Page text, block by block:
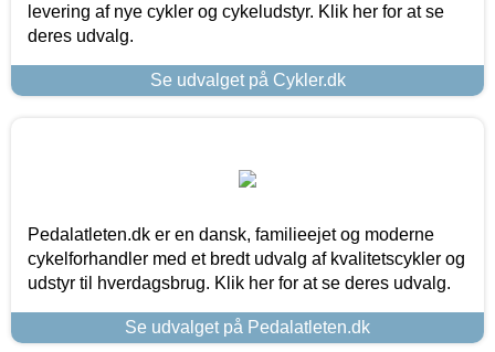
levering af nye cykler og cykeludstyr. Klik her for at se
deres udvalg.
Se udvalget på Cykler.dk
Pedalatleten.dk er en dansk, familieejet og moderne
cykelforhandler med et bredt udvalg af kvalitetscykler og
udstyr til hverdagsbrug. Klik her for at se deres udvalg.
Se udvalget på Pedalatleten.dk